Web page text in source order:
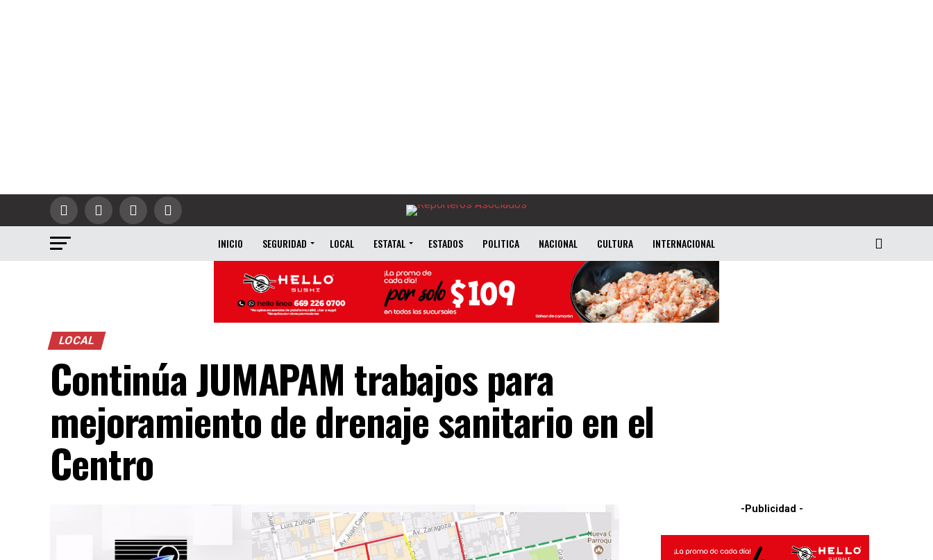
INICIO SEGURIDAD LOCAL ESTATAL ESTADOS POLITICA NACIONAL CULTURA INTERNACIONAL
LOCAL
Continúa JUMAPAM trabajos para
mejoramiento de drenaje sanitario en el
Centro
-Publicidad -